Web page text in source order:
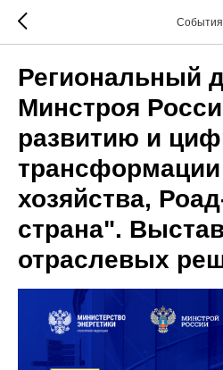
События
Региональный
Минстроя
развитию и
трансформации
хозяйства,
страна".
отраслевых